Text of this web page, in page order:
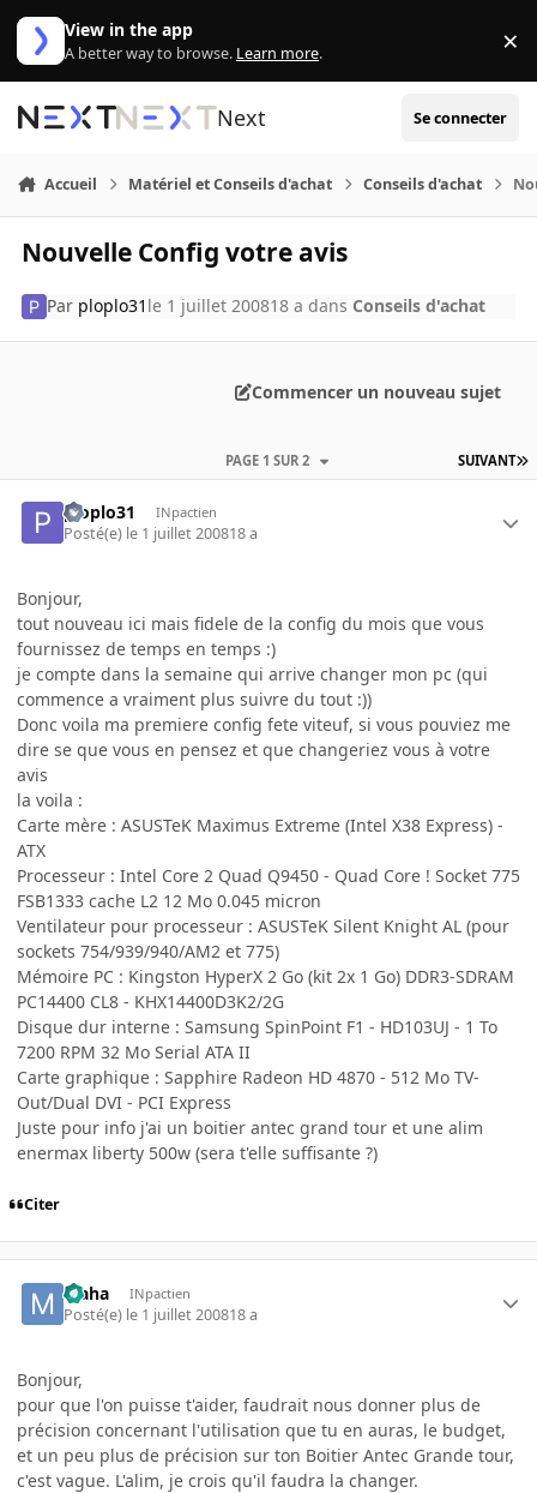
Aller au contenu
View in the app
A better way to browse. Learn more. ×
Next Se connecter
Accueil Matériel et Conseils d'achat Conseils d'achat
Nouvelle Config votre avis
Par ploplo31 le 1 juillet 200818 a dans Conseils d'achat
Commencer un nouveau sujet
SUIVANT
PAGE 1 SUR 2
ploplo31 INpactien
Posté(e) le 1 juillet 200818 a
Bonjour,
tout nouveau ici mais fidele de la config du mois que vous
fournissez de temps en temps :)
je compte dans la semaine qui arrive changer mon pc (qui
commence a vraiment plus suivre du tout :))
Donc voila ma premiere config fete viteuf, si vous pouviez me
dire se que vous en pensez et que changeriez vous à votre
avis
la voila :
Carte mère : ASUSTeK Maximus Extreme (Intel X38 Express) -
ATX
Processeur : Intel Core 2 Quad Q9450 - Quad Core ! Socket 775
FSB1333 cache L2 12 Mo 0.045 micron
Ventilateur pour processeur : ASUSTeK Silent Knight AL (pour
sockets 754/939/940/AM2 et 775)
Mémoire PC : Kingston HyperX 2 Go (kit 2x 1 Go) DDR3-SDRAM
PC14400 CL8 - KHX14400D3K2/2G
Disque dur interne : Samsung SpinPoint F1 - HD103UJ - 1 To
7200 RPM 32 Mo Serial ATA II
Carte graphique : Sapphire Radeon HD 4870 - 512 Mo TV-
Out/Dual DVI - PCI Express
Juste pour info j'ai un boitier antec grand tour et une alim
enermax liberty 500w (sera t'elle suffisante ?)
Citer
Maha INpactien
Posté(e) le 1 juillet 200818 a
Bonjour,
pour que l'on puisse t'aider, faudrait nous donner plus de
précision concernant l'utilisation que tu en auras, le budget,
et un peu plus de précision sur ton Boitier Antec Grande tour,
c'est vague. L'alim, je crois qu'il faudra la changer.